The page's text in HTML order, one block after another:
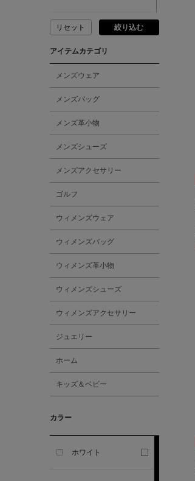
ADLIN HUE
ADVISORY BOARD
CRYSTALS
AKIKO OGAWA.
ALBERT THURSTON
ALESSANDRO
GHERARDI
ALL THE WAYS TO SAY
ALPO
AMIRI
ANCELLM
リセット 絞り込む
アイテムカテゴリ
メンズウェア
メンズバッグ
メンズ革小物
メンズシューズ
メンズアクセサリー
ゴルフ
ウィメンズウェア
ウィメンズバッグ
ウィメンズ革小物
ウィメンズシューズ
ウィメンズアクセサリー
ジュエリー
ホーム
キッズ＆ベビー
カラー
ホワイト